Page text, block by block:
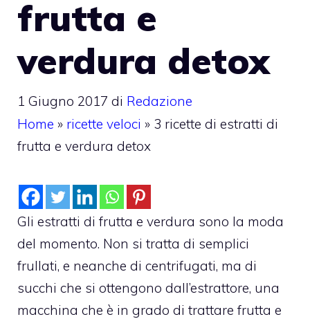
frutta e
verdura detox
1 Giugno 2017 di Redazione
Home » ricette veloci » 3 ricette di estratti di
frutta e verdura detox
Gli estratti di frutta e verdura sono la moda
del momento. Non si tratta di semplici
frullati, e neanche di centrifugati, ma di
succhi che si ottengono dall’estrattore, una
macchina che è in grado di trattare frutta e